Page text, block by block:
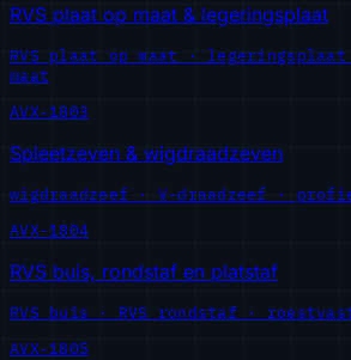
RVS plaat op maat & legeringsplaat
RVS plaat op maat ·
maat
AVX-1803
Spleetzeven & wigdraadzeven
wigdraadzeef · V-draadzeef ·
AVX-1804
RVS buis, rondstaf en platstaf
RVS buis · RVS rondstaf ·
AVX-1805